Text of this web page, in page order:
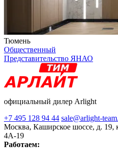
Тюмень
Общественный
Представительство ЯНАО
официальный дилер Arlight
+7 495 128 94 44 sale@arlight-
Москва, Каширское шоссе, д. 19,
4А-19
Работаем: